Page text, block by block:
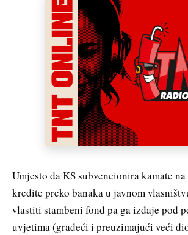
Umjesto da KS subvencionira kamate
kredite preko banaka u javnom
vlastiti stambeni fond pa ga izdaje pod
uvjetima (gradeći i preuzimajući veći